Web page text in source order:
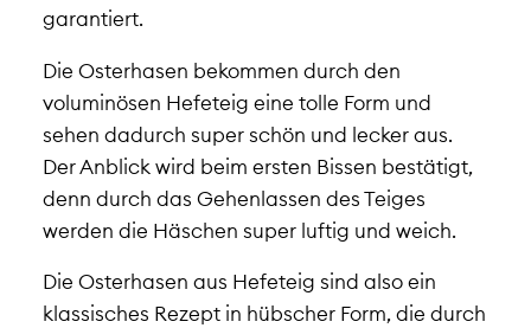
garantiert.
Die Osterhasen bekommen durch den
voluminösen Hefeteig eine tolle Form und
sehen dadurch super schön und lecker aus.
Der Anblick wird beim ersten Bissen bestätigt,
denn durch das Gehenlassen des Teiges
werden die Häschen super luftig und weich.
Die Osterhasen aus Hefeteig sind also ein
klassisches Rezept in hübscher Form, die durch